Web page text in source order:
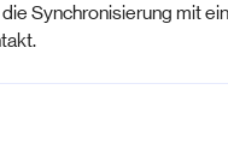
Synchronisierung mit